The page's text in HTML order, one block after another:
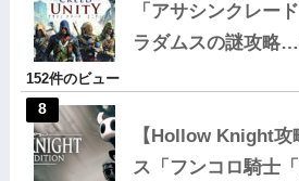
「アサシンクレー
ラダムスの謎攻略
152件のビュー
【Hollow Knight
ス「フンコロ騎士